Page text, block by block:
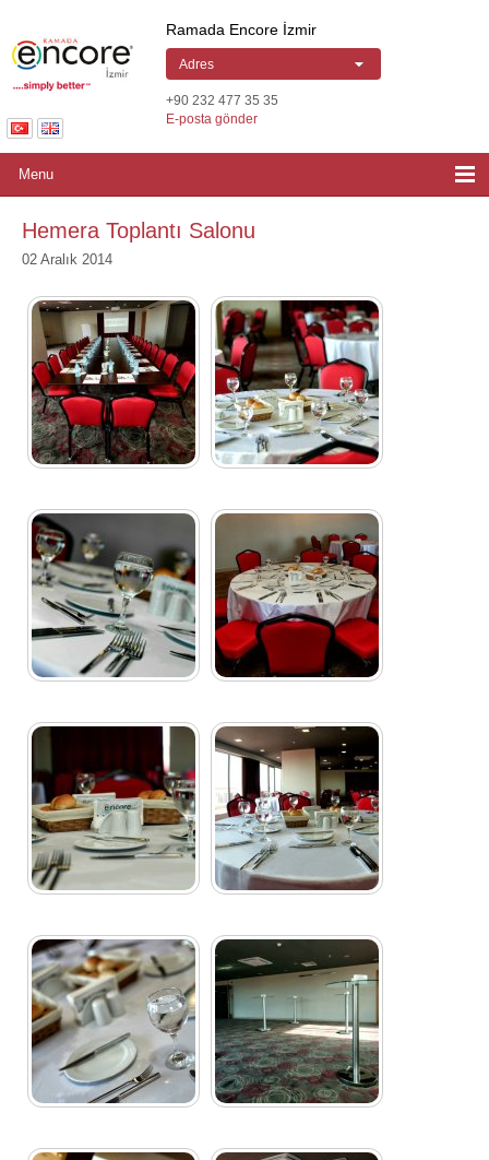
Ramada Encore İzmir
Adres
+90 232 477 35 35
E-posta gönder
Menu
Hemera Toplantı Salonu
02 Aralık 2014